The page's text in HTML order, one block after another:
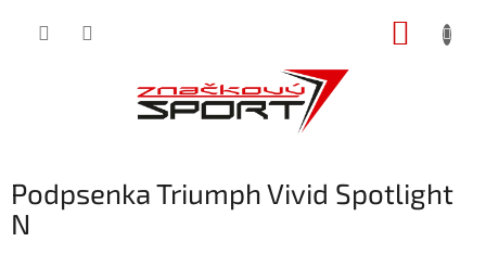
Podpsenka Triumph Vivid Spotlight
N